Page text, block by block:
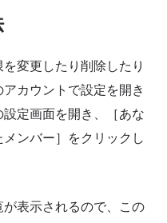
変更したり削除したり
カウントで設定を開き
定画面を開き、［あな
ンバー］をクリックし
表示されるので、この